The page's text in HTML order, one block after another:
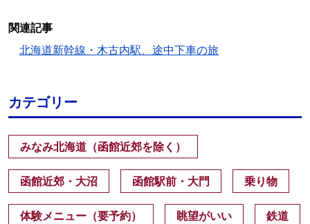
関連記事
北海道新幹線・木古内駅、途中下車の旅
カテゴリー
みなみ北海道（函館近郊を除く）
函館近郊・大沼 函館駅前・大門 乗り物
体験メニュー（要予約） 眺望がいい 鉄道